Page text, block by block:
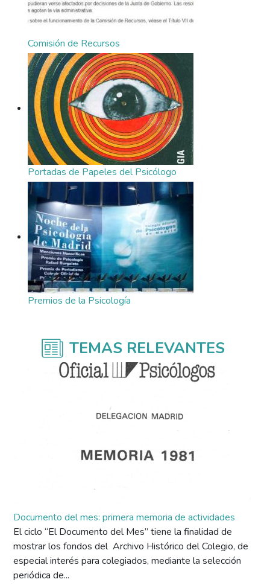
Comisión de Recursos
Portadas de Papeles del Psicólogo
Premios de la Psicología
TEMAS RELEVANTES
Documento del mes: primera memoria de actividades
El ciclo “El Documento del Mes” tiene la finalidad de
mostrar los fondos del Archivo Histórico del Colegio, de
especial interés para colegiados, mediante la selección
periódica de...